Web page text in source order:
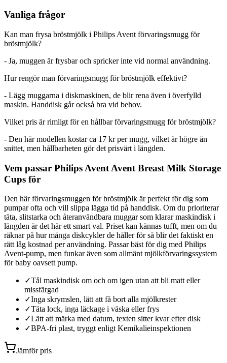
Vanliga frågor
Kan man frysa bröstmjölk i Philips Avent förvaringsmugg för
bröstmjölk?
- Ja, muggen är frysbar och spricker inte vid normal användning.
Hur rengör man förvaringsmugg för bröstmjölk effektivt?
- Lägg muggarna i diskmaskinen, de blir rena även i överfylld
maskin. Handdisk går också bra vid behov.
Vilket pris är rimligt för en hållbar förvaringsmugg för bröstmjölk?
- Den här modellen kostar ca 17 kr per mugg, vilket är högre än
snittet, men hållbarheten gör det prisvärt i längden.
Vem passar Philips Avent Avent Breast Milk Storage
Cups för
Den här förvaringsmuggen för bröstmjölk är perfekt för dig som
pumpar ofta och vill slippa lägga tid på handdisk. Om du prioriterar
täta, slitstarka och återanvändbara muggar som klarar maskindisk i
längden är det här ett smart val. Priset kan kännas tufft, men om du
räknar på hur många diskcykler de håller för så blir det faktiskt en
rätt låg kostnad per användning. Passar bäst för dig med Philips
Avent-pump, men funkar även som allmänt mjölkförvaringssystem
för baby oavsett pump.
✓Tål maskindisk om och om igen utan att bli matt eller
missfärgad
✓Inga skrymslen, lätt att få bort alla mjölkrester
✓Täta lock, inga läckage i väska eller frys
✓Lätt att märka med datum, texten sitter kvar efter disk
✓BPA-fri plast, tryggt enligt Kemikalieinspektionen
Jämför pris